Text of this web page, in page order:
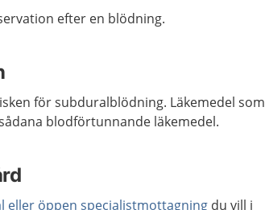
efter en blödning.
för subduralblödning. Läkemedel som
blodförtunnande läkemedel.
eller öppen specialistmottagning du vill i